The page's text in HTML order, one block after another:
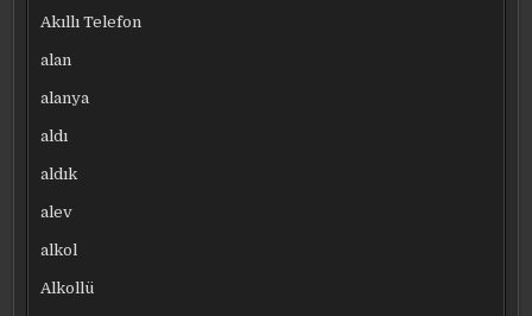
Akıllı Telefon
alan
alanya
aldı
aldık
alev
alkol
Alkollü